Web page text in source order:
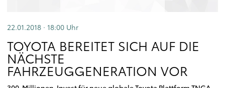
22.01.2018 · 18:00 Uhr
TOYOTA BEREITET SICH AUF DIE
NÄCHSTE
FAHRZEUGGENERATION VOR